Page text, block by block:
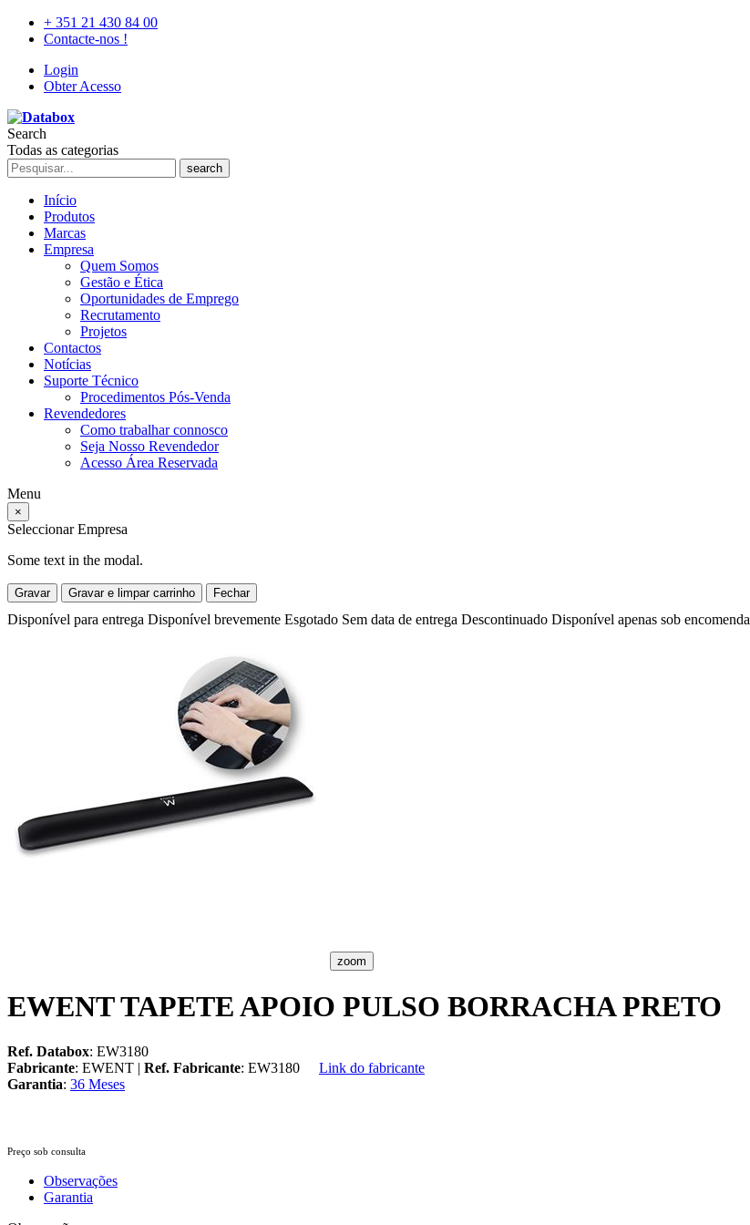
+ 351 21 430 84 00
Contacte-nos !
Login
Obter Acesso
Search
Todas as categorias
search
Início
Produtos
Marcas
Empresa
Quem Somos
Gestão e Ética
Oportunidades de Emprego
Recrutamento
Projetos
Contactos
Notícias
Suporte Técnico
Procedimentos Pós-Venda
Revendedores
Como trabalhar connosco
Seja Nosso Revendedor
Acesso Área Reservada
Menu
×
Seleccionar Empresa
Some text in the modal.
Gravar Gravar e limpar carrinho Fechar
Disponível para entrega Disponível brevemente Esgotado Sem data de entrega Descontinuado Disponível apenas sob encomenda
zoom
EWENT TAPETE APOIO PULSO BORRACHA PRETO
Ref. Databox: EW3180
Fabricante: EWENT | Ref. Fabricante: EW3180
Link do fabricante
Garantia: 36 Meses
Preço sob consulta
Observações
Garantia